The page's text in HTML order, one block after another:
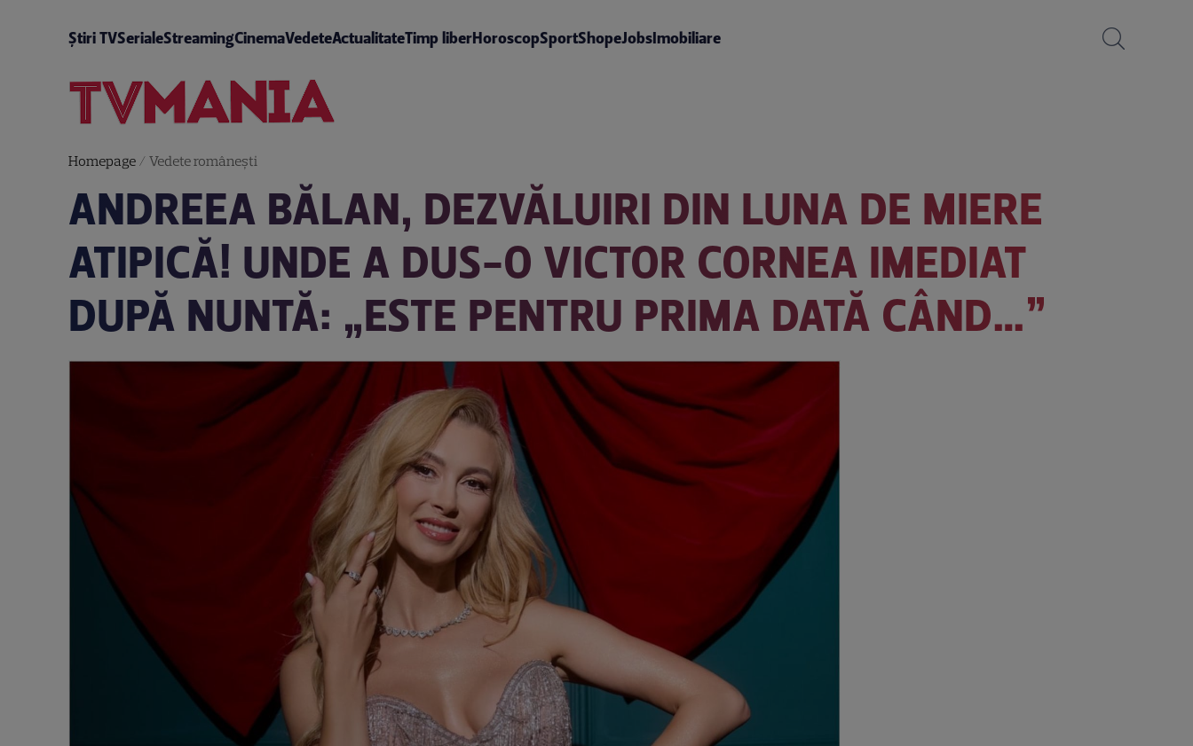
Știri TVSerialeStreamingCinemaVedeteActualitateTimp liberHoroscopSportShopeJobsImobiliare
Homepage/ Vedete româneşti
ANDREEA BĂLAN, DEZVĂLUIRI DIN LUNA DE MIERE
ATIPICĂ! UNDE A DUS-O VICTOR CORNEA IMEDIAT
DUPĂ NUNTĂ: „ESTE PENTRU PRIMA DATĂ CÂND…”